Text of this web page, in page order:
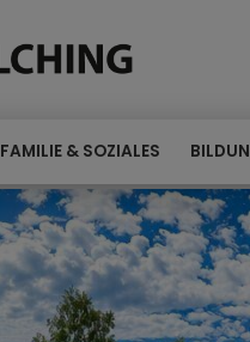
FAMILIE & SOZIALES